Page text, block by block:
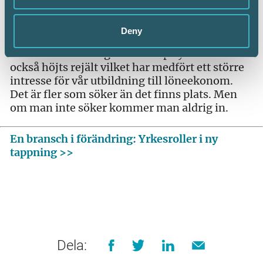
Deny
– Löneekonom är just nu ett bristyrke och det
är galet lätt för våra studenter att få jobb efter
avslutad utbildning. Statusen på yrket har
också höjts rejält vilket har medfört ett större
intresse för vår utbildning till löneekonom.
Det är fler som söker än det finns plats. Men
om man inte söker kommer man aldrig in.
En bransch i förändring: Yrkesroller i ny
tappning >>
Dela: